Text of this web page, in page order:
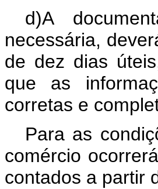
d)A
necessária,
de dez dias
que as
corretas e
Para as
comércio
contados a partir